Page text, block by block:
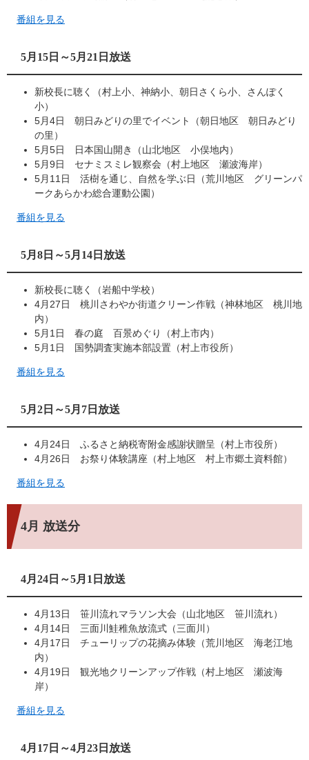
番組を見る
5月15日～5月21日放送
新校長に聴く（村上小、神納小、朝日さくら小、さんぽく
小）
5月4日 朝日みどりの里でイベント（朝日地区 朝日みどり
の里）
5月5日 日本国山開き（山北地区 小俣地内）
5月9日 セナミスミレ観察会（村上地区 瀬波海岸）
5月11日 活樹を通じ、自然を学ぶ日（荒川地区 グリーンパ
ークあらかわ総合運動公園）
番組を見る
5月8日～5月14日放送
新校長に聴く（岩船中学校）
4月27日 桃川さわやか街道クリーン作戦（神林地区 桃川地
内）
5月1日 春の庭 百景めぐり（村上市内）
5月1日 国勢調査実施本部設置（村上市役所）
番組を見る
5月2日～5月7日放送
4月24日 ふるさと納税寄附金感謝状贈呈（村上市役所）
4月26日 お祭り体験講座（村上地区 村上市郷土資料館）
番組を見る
4月 放送分
4月24日～5月1日放送
4月13日 笹川流れマラソン大会（山北地区 笹川流れ）
4月14日 三面川鮭稚魚放流式（三面川）
4月17日 チューリップの花摘み体験（荒川地区 海老江地
内）
4月19日 観光地クリーンアップ作戦（村上地区 瀬波海
岸）
番組を見る
4月17日～4月23日放送